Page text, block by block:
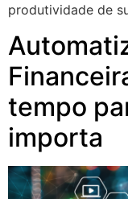
produtividade de
tempo
importa